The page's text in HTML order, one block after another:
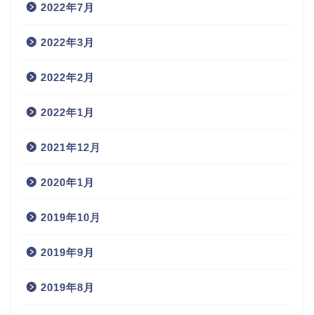
2022年7月
2022年3月
2022年2月
2022年1月
2021年12月
2020年1月
2019年10月
2019年9月
2019年8月